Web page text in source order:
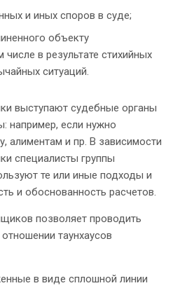
и иных споров в суде;
объекту
в результате стихийных
ситуаций.
выступают судебные органы
например, если нужно
алиментам и пр. В зависимости
специалисты группы
те или иные подходы и
и обоснованность расчетов.
позволяет проводить
таунхаусов
в виде сплошной линии